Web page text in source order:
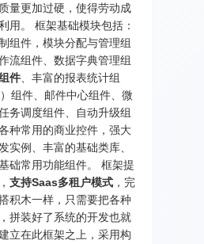
量更加过硬，使得劳动成
用。 框架基础模块包括：
组件，模块分配与管理组
流组件、数据字典管理组
件 、丰富的报表统计组
组件、邮件中心组件、微
务调度组件、自动升级组
种常用的商业控件，强大
实例、丰富的基础类库、
础常用功能组件。 框架提
支持Saas多租户模式 ，完
积木一样，只需要把各种
拼装好了系统的开发也就
立在此框架之上，采用构